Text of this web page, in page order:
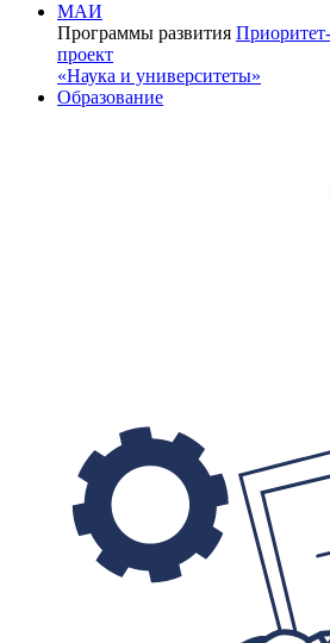
МАИ
Программы развития
проект
«Наука и университеты»
Образование